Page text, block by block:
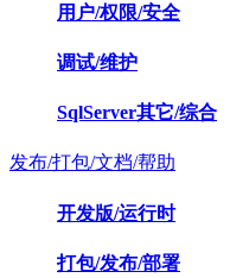
用户/权限/安全
调试/维护
SqlServer其它/综合
发布/打包/文档/帮助
开发版/运行时
打包/发布/部署